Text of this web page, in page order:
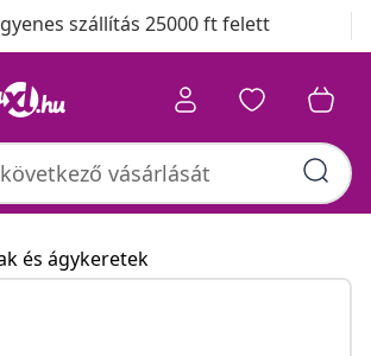
szállítás 25000 ft felett
és ágykeretek